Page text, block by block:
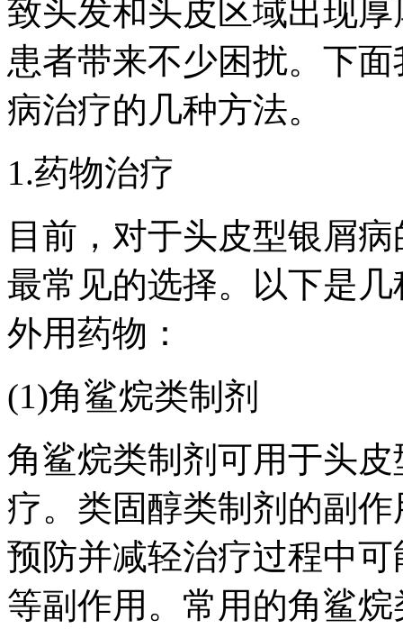
致头发和头皮区域出现
患者带来不少困扰。下
病治疗的几种方法。
1.药物治疗
目前，对于头皮型银屑
最常见的选择。以下是
外用药物：
(1)角鲨烷类制剂
角鲨烷类制剂可用于头
疗。类固醇类制剂的副
预防并减轻治疗过程中
等副作用。常用的角鲨